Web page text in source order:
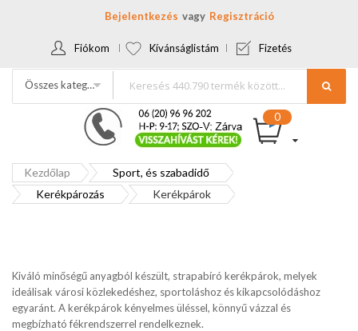
Bejelentkezés Regisztráció
Fiókom Kívánságlistám Fizetés
Összes kategória
Kezdőlap
Sport, és szabadidő
Kerékpározás
Kerékpárok
Kiváló minőségű anyagból készült, strapabíró kerékpárok, melyek
ideálisak városi közlekedéshez, sportoláshoz és kikapcsolódáshoz
egyaránt. A kerékpárok kényelmes üléssel, könnyű vázzal és
megbízható fékrendszerrel rendelkeznek.